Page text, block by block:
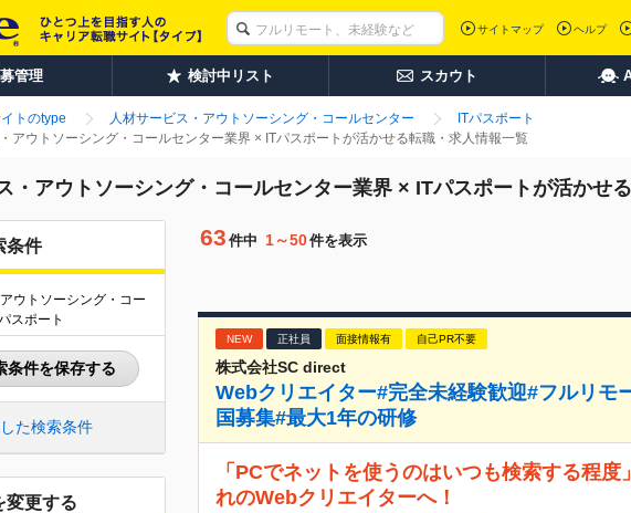
サイトマップ ヘルプ
管理 検討中リスト スカウト
トのtype 人材サービス・アウトソーシング・コールセンター
ITパスポート
アウトソーシング・コールセンター業界 × ITパスポートが活かせる転職・求人情報一覧
・アウトソーシング・コールセンター業界 × ITパスポートが活かせ
条件
ウトソーシング・コー
スポート
条件を保存する
た検索条件
変更する
63 件中 1～50件を表示
NEW 正社員 面接情報有 自己PR不要
株式会社SC direct
Webクリエイター#完全未経験歓迎#フルリモ
国募集#最大1年の研修
「PCでネットを使うのはいつも検索する程
れのWebクリエイターへ！